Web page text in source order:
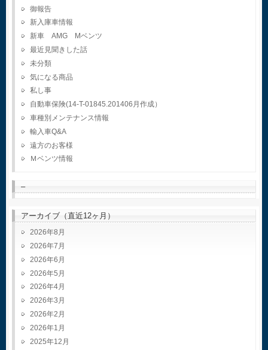
御報告
新入庫車情報
新車 AMG Mベンツ
最近見聞きした話
未分類
気になる商品
私し事
自動車保険(14-T-01845.201406月作成）
車種別メンテナンス情報
輸入車Q&A
遠方のお客様
Ｍベンツ情報
–
アーカイブ（直近12ヶ月）
2026年8月
2026年7月
2026年6月
2026年5月
2026年4月
2026年3月
2026年2月
2026年1月
2025年12月